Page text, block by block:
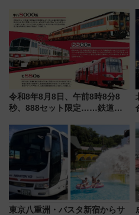
令和8年8月8日、午前8時8分8
秒、888セット限定……鉄道各
たち
東京八重洲・バスタ新宿からサ